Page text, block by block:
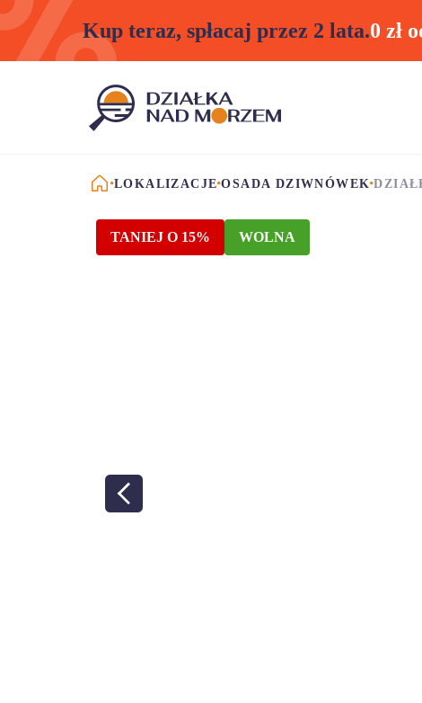
Kup teraz, spłacaj przez 2 lata.0 zł
STRONA GŁÓWNA
LOKALIZACJE OSADA DZIWNÓWEK
TANIEJ O 15% WOLNA